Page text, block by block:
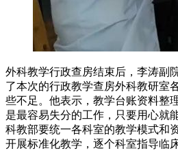
外科教学行政查房结束后，李涛副
了本次的行政教学查房外科教研室
些不足。他表示，教学台账资料整
是最容易失分的工作，只要用心就
科教部要统一各科室的教学模式和
开展标准化教学，逐个科室指导临